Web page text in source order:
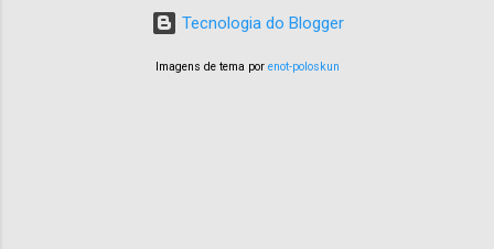
Tecnologia do Blogger
Imagens de tema por enot-poloskun